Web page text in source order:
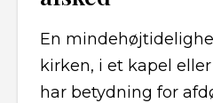
En
kirken, i et kapel
har betydning for